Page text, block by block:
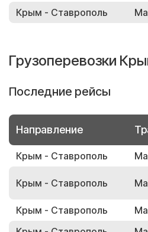
Крым - Ставрополь
Грузоперевозки
Последние рейсы
Направление
Крым - Ставрополь
Крым - Ставрополь
Крым - Ставрополь